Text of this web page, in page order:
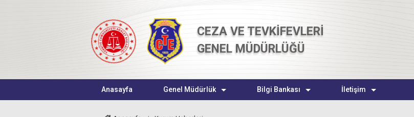
CEZA VE TEVKİFEVLERİ
GENEL MÜDÜRLÜĞÜ
Anasayfa Genel Müdürlük Bilgi Bankası İletişim